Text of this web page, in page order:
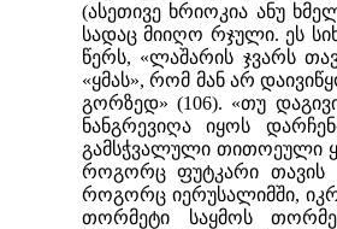
(ასეთივე ხრიოკია ანუ
სადაც მიიღო რჯული. ეს
წერს, «ლაშარის ჯვარს
«ყმას», რომ მან არ
გორზედ» (106). «თუ
ნანგრევიღა იყოს
გამსჭვალული თითოეული
როგორც ფუტკარი თავის
როგორც იერუსალიმში,
თორმეტი საყმოს